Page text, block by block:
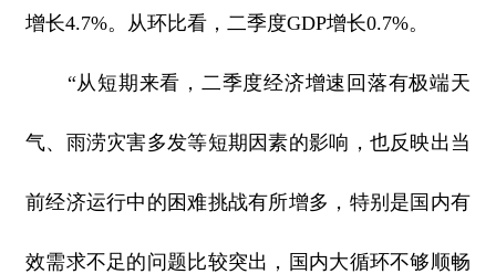
增长4.7%。从环比看，二季度GDP增长0.7%。
“从短期来看，二季度经济增速回落有极端天
气、雨涝灾害多发等短期因素的影响，也反映出当
前经济运行中的困难挑战有所增多，特别是国内有
效需求不足的问题比较突出，国内大循环不够顺畅